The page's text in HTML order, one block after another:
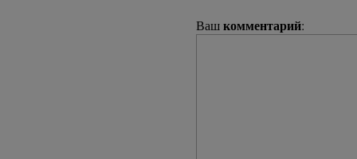
Вашкомментарий: